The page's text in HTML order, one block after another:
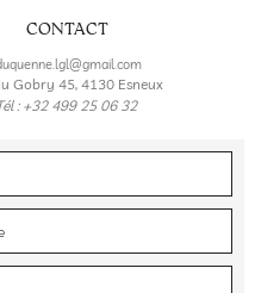
CONTACT
Gobry 45, 4130 Esneux
: +32 499 25 06 32